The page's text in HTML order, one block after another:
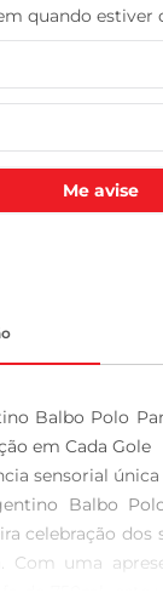
Me avise
Balbo Polo
em Cada Gole
sensorial única
Balbo
celebração dos
Com uma